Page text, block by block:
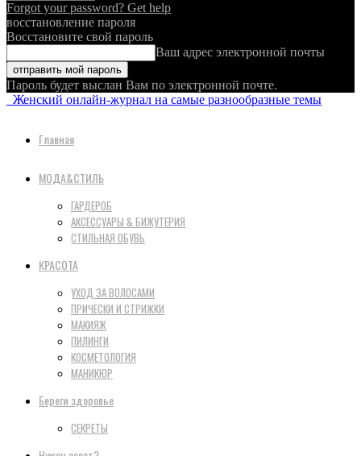
Forgot your password? Get help
восстановление пароля
Восстановите свой пароль
Ваш адрес электронной почты
Пароль будет выслан Вам по электронной почте.
Женский онлайн-журнал на самые разнообразные темы
Главная
МОДА&СТИЛЬ
ГАРДЕРОБ
АКСЕССУАРЫ & БИЖУТЕРИЯ
СТИЛЬНАЯ ОБУВЬ
КРАСОТА
УХОД ЗА ВОЛОСАМИ
ПРИЧЕСКИ И СТРИЖКИ
МАКИЯЖ
ПИЛИНГИ
КОСМЕТОЛОГИЯ
МАНИКЮР
Береги здоровье
СЕКРЕТЫ